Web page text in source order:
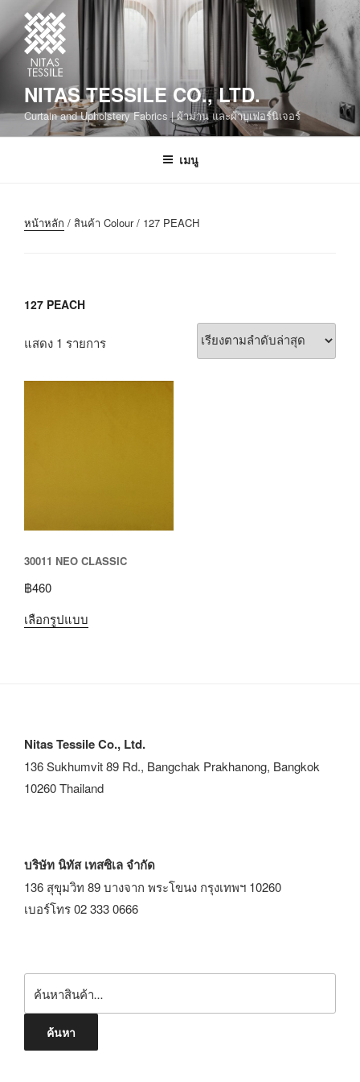
NITAS TESSILE CO., LTD.
Curtain and Upholstery Fabrics | ผ้าม่าน และผ้าบุเฟอร์นิเจอร์
เมนู
หน้าหลัก / สินค้า Colour / 127 PEACH
127 PEACH
แสดง 1 รายการ
30011 NEO CLASSIC
฿460
เลือกรูปแบบ
Nitas Tessile Co., Ltd.
136 Sukhumvit 89 Rd., Bangchak Prakhanong, Bangkok
10260 Thailand
บริษัท นิทัส เทสซิเล จำกัด
136 สุขุมวิท 89 บางจาก พระโขนง กรุงเทพฯ 10260
เบอร์โทร 02 333 0666
ค้นหา